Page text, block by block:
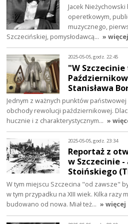
Jacek
operetkowym,
muzycznego,
Szczecińskiej, pomysłodawcą… » więcej
2025-05-05, godz. 22:45
"W Szczecinie
Stanisława
Jednym z ważnych punktów państwowej
obchody rewolucji październikowej.
hucznie i z charakterystycznym… »
2025-05-05, godz. 23:34
Reportaż z
w Szczecinie
Stoińskiego
W tym miejscu Szczecina "od zawsze"
w tym przypadku na XIII wiek. Kilka razy
budowano od nowa. Miał też… » więcej